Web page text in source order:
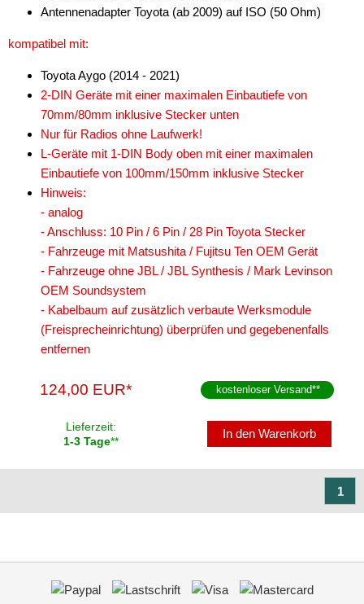
Antennenadapter Toyota (ab 2009) auf ISO (50 Ohm)
kompatibel mit:
Toyota Aygo (2014 - 2021)
2-DIN Geräte mit einer maximalen Einbautiefe von
70mm/80mm inklusive Stecker unten
Nur für Radios ohne Laufwerk!
L-Geräte mit 1-DIN Body oben mit einer maximalen
Einbautiefe von 100mm/150mm inklusive Stecker
Hinweis:
- analog
- Anschluss: 10 Pin / 6 Pin / 28 Pin Toyota Stecker
- Fahrzeuge mit Matsushita / Fujitsu Ten OEM Gerät
- Fahrzeuge ohne JBL / JBL Synthesis / Mark Levinson
OEM Soundsystem
- Kabelbaum auf zusätzlich verbaute Werksmodule
(Freisprecheinrichtung) überprüfen und gegebenenfalls
entfernen
124,00 EUR* kostenloser Versand**
Lieferzeit:
1-3 Tage**
In den Warenkorb
1